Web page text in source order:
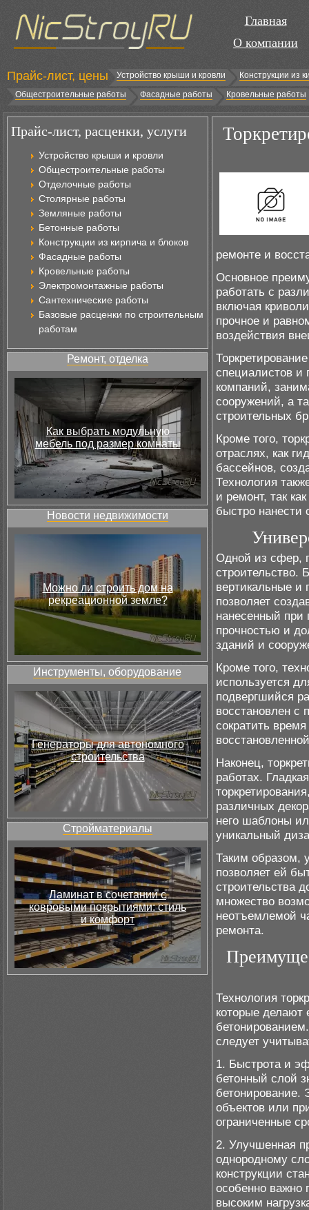
Главная
О компании
Прайс-лист, цены Устройство крыши и кровли
Конструкции из
Общестроительные работы
Фасадные работы Кровельные работы
Прайс-лист, расценки, услуги
Устройство крыши и кровли
Общестроительные работы
Отделочные работы
Столярные работы
Земляные работы
Бетонные работы
Конструкции из кирпича и блоков
Фасадные работы
Кровельные работы
Электромонтажные работы
Сантехнические работы
Базовые расценки по строительным
работам
Ремонт, отделка
Как выбрать модульную
мебель под размер комнаты
Новости недвижимости
Можно ли строить дом на
рекреационной земле?
Инструменты, оборудование
Генераторы для автономного
строительства
Стройматериалы
Ламинат в сочетании с
ковровыми покрытиями: стиль
и комфорт
ремонте и
Основное
работать с
включая
прочное и
воздействия
специалистов и
компаний,
сооружений, а
строительных
Кроме того,
отраслях, как
бассейнов,
Технология
и ремонт, так
быстро нанести
Одной из сфер,
строительство.
вертикальные и
позволяет
нанесенный при
прочностью и
зданий и
Кроме того,
используется
подвергшийся
восстановлен с
сократить
Наконец,
работах.
различных
него шаблоны
уникальный
Таким образом,
позволяет ей
строительства
множество
неотъемлемой
ремонта.
Технология
которые делают
следует
1. Быстрота и
бетонный слой
бетонирование.
объектов или
ограниченные
2. Улучшенная
однородному
конструкции
особенно важно
высоким